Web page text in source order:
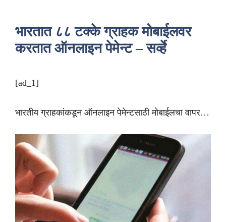
भारतात ८८ टक्के ग्राहक मोबाईलवर
करतात ऑनलाइन पेमेन्ट – सर्व्हे
[ad_1]
भारतीय ग्राहकांकडून ऑनलाइन पेमेन्टसाठी मोबाईलचा वापर…